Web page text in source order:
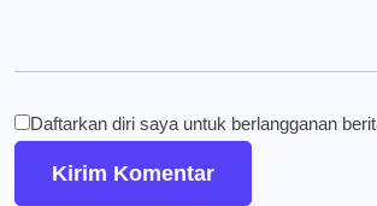
Daftarkan diri saya untuk berlangganan